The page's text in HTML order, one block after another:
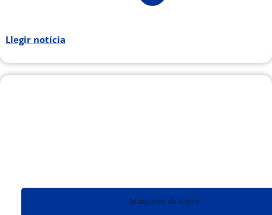
Llegir notícia
Màquines de vapor